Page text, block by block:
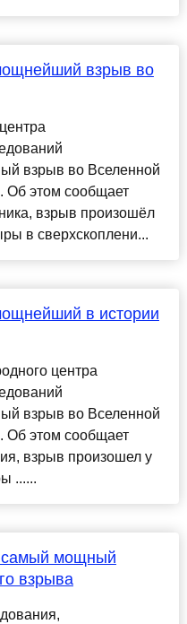
взрыв во
взрыв во Вселенной
Об этом сообщает
взрыв произошёл
в сверхскоплени...
в истории
центра
взрыв во Вселенной
Об этом сообщает
взрыв произошел у
......
самый мощный
взрыва